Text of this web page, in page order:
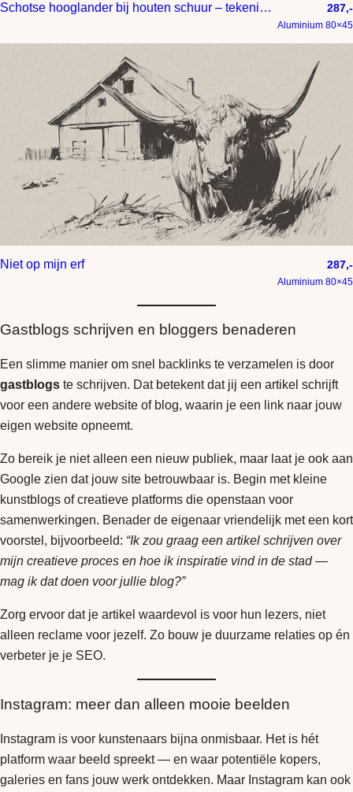
Schotse hooglander bij houten schuur – tekening op papier met taupe achtergrond 287,-
Aluminium 80×45
Niet op mijn erf 287,-
Aluminium 80×45
Gastblogs schrijven en bloggers benaderen
Een slimme manier om snel backlinks te verzamelen is door
gastblogs te schrijven. Dat betekent dat jij een artikel schrijft
voor een andere website of blog, waarin je een link naar jouw
eigen website opneemt.
Zo bereik je niet alleen een nieuw publiek, maar laat je ook aan
Google zien dat jouw site betrouwbaar is. Begin met kleine
kunstblogs of creatieve platforms die openstaan voor
samenwerkingen. Benader de eigenaar vriendelijk met een kort
voorstel, bijvoorbeeld: “Ik zou graag een artikel schrijven over
mijn creatieve proces en hoe ik inspiratie vind in de stad —
mag ik dat doen voor jullie blog?”
Zorg ervoor dat je artikel waardevol is voor hun lezers, niet
alleen reclame voor jezelf. Zo bouw je duurzame relaties op én
verbeter je je SEO.
Instagram: meer dan alleen mooie beelden
Instagram is voor kunstenaars bijna onmisbaar. Het is hét
platform waar beeld spreekt — en waar potentiële kopers,
galeries en fans jouw werk ontdekken. Maar Instagram kan ook